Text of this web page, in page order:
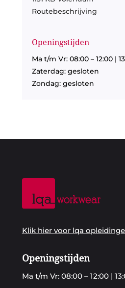
Routebeschrijving
Openingstijden
Ma t/m Vr: 08:00 – 12:00 |
Zaterdag: gesloten
Zondag: gesloten
Klik hier voor lqa
Openingstijden
Ma t/m Vr: 08:00 – 12:00 |